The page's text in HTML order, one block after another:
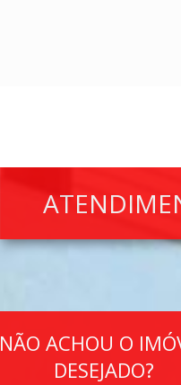
NÃO ACHOU O
DESEJADO?